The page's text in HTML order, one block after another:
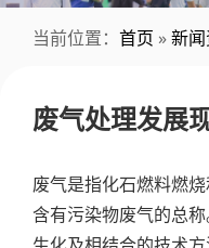
当前位置： 首页 »新
废气处理发展
废气是指化石燃料燃
含有污染物废气的总